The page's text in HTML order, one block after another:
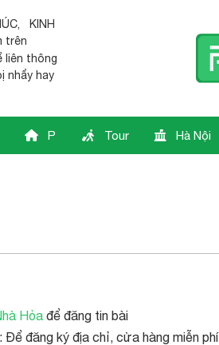
,
KINH
trên
liên thông
nhẩy hay
P Tour Hà Nội
Hỏa để đăng tin bài
Để đăng ký địa chỉ, cửa hàng miễn phí